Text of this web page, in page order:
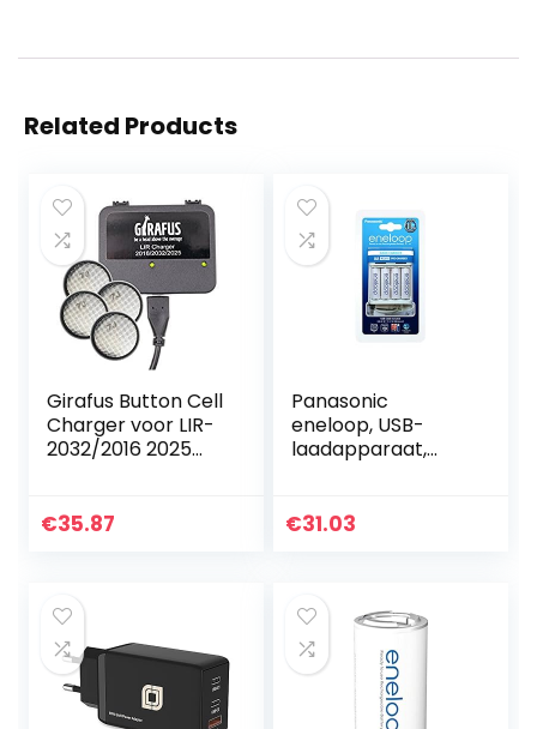
Related Products
Girafus Button Cell
Charger voor LIR-
2032/2016 2025
Inclusief 4X LiR2032
€35.87
Panasonic
eneloop, USB-
laadapparaat,
met micro USB-
€31.03